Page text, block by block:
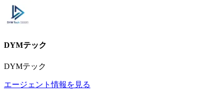
DYMテック
DYMテック
エージェント情報を見る